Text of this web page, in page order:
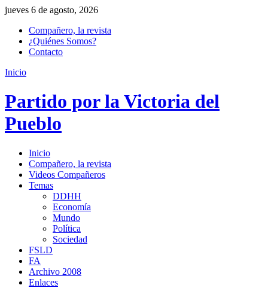
jueves 6 de agosto, 2026
Compañero, la revista
¿Quiénes Somos?
Contacto
Inicio
Partido por la Victoria del
Pueblo
Inicio
Compañero, la revista
Videos Compañeros
Temas
DDHH
Economía
Mundo
Política
Sociedad
FSLD
FA
Archivo 2008
Enlaces